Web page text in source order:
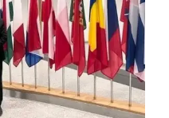
চাকরির
সুযোগ-
সুবিধাসমূহ
যাতে ফার্স্ট হতে পারো